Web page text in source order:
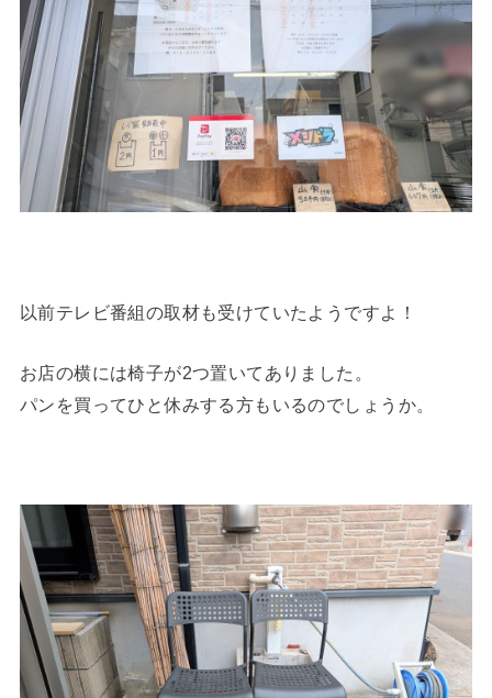
以前テレビ番組の取材も受けていたようですよ！
お店の横には椅子が2つ置いてありました。
パンを買ってひと休みする方もいるのでしょうか。